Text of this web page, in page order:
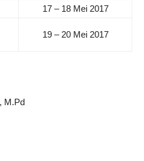
17 – 18 Mei 2017
19 – 20 Mei 2017
M.Pd